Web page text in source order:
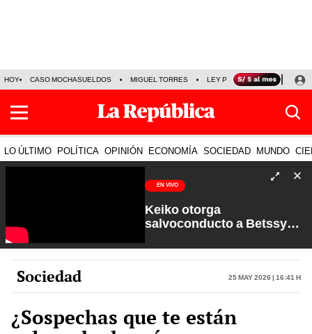
HOY CASO MOCHASUELDOS MIGUEL TORRES LEY PULPÍN PRECIO DEL
LO ÚLTIMO POLÍTICA OPINIÓN ECONOMÍA SOCIEDAD MUNDO
EN VIVO
Keiko otorga
salvoconducto a Betssy
Petroperú | Sin Guion con
Rosa María Palacios
Sociedad 25 May 2026 | 16:41 h
¿Sospechas que te están